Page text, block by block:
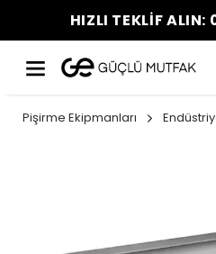
HIZLI TEKLİF
Pişirme Ekipmanları